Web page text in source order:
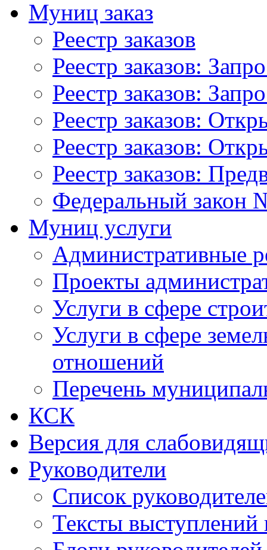
Муниц заказ
Реестр заказов
Реестр заказов:
Реестр заказов:
Реестр заказов:
Реестр заказов:
Реестр заказов:
Федеральный закон
Муниц услуги
Административные
Проекты
Услуги в сфере
Услуги в сфере
отношений
Перечень
КСК
Версия для
Руководители
Список
Тексты выступлений